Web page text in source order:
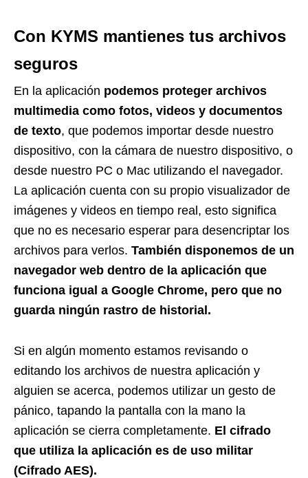
Con KYMS mantienes tus archivos
seguros
En la aplicación podemos proteger archivos
multimedia como fotos, videos y documentos
de texto, que podemos importar desde nuestro
dispositivo, con la cámara de nuestro dispositivo, o
desde nuestro PC o Mac utilizando el navegador.
La aplicación cuenta con su propio visualizador de
imágenes y videos en tiempo real, esto significa
que no es necesario esperar para desencriptar los
archivos para verlos. También disponemos de un
navegador web dentro de la aplicación que
funciona igual a Google Chrome, pero que no
guarda ningún rastro de historial.
Si en algún momento estamos revisando o
editando los archivos de nuestra aplicación y
alguien se acerca, podemos utilizar un gesto de
pánico, tapando la pantalla con la mano la
aplicación se cierra completamente. El cifrado
que utiliza la aplicación es de uso militar
(Cifrado AES).